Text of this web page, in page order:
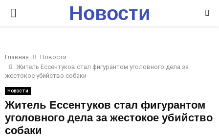
P
I
M
A
Новости
Главная
Новости
Житель Ессентуков стал фигурантом уголовного дела за
жестокое убийство собаки
Новости
Житель Ессентуков стал фигурантом
уголовного дела за жестокое убийство
собаки